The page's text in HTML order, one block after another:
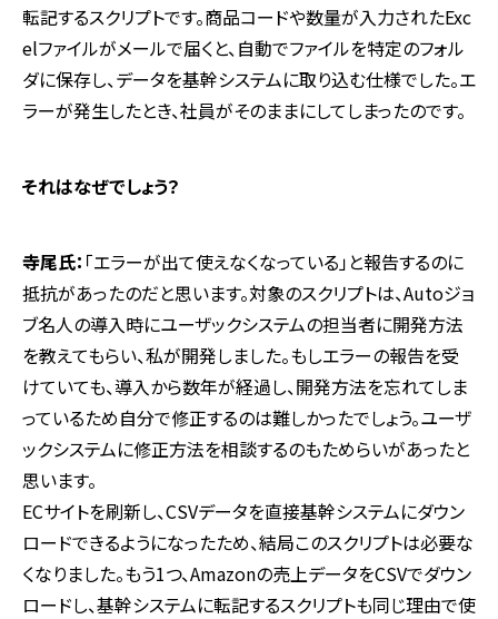
転記するスクリプトです。商品コードや数量が入力されたExc
elファイルがメールで届くと、自動でファイルを特定のフォル
ダに保存し、データを基幹システムに取り込む仕様でした。エ
ラーが発生したとき、社員がそのままにしてしまったのです。
――それはなぜでしょう？
寺尾氏： 「エラーが出て使えなくなっている」と報告するのに
抵抗があったのだと思います。対象のスクリプトは、Autoジョ
ブ名人の導入時にユーザックシステムの担当者に開発方法
を教えてもらい、私が開発しました。もしエラーの報告を受
けていても、導入から数年が経過し、開発方法を忘れてしま
っているため自分で修正するのは難しかったでしょう。ユーザ
ックシステムに修正方法を相談するのもためらいがあったと
思います。
ECサイトを刷新し、CSVデータを直接基幹システムにダウン
ロードできるようになったため、結局このスクリプトは必要な
くなりました。もう1つ、Amazonの売上データをCSVでダウン
ロードし、基幹システムに転記するスクリプトも同じ理由で使